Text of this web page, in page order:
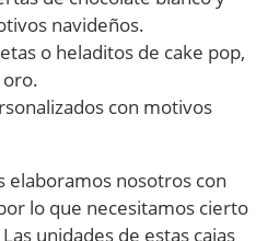
navideños.
o heladitos de cake pop,
con motivos
elaboramos nosotros con
lo que necesitamos cierto
unidades de estas cajas